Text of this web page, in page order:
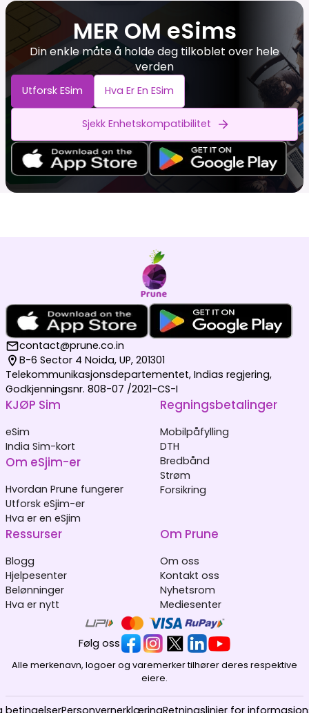
MER OM eSims
Din enkle måte å holde deg tilkoblet over hele
verden
Utforsk ESim Hva Er En ESim
Sjekk Enhetskompatibilitet
contact@prune.co.in
B-6 Sector 4 Noida, UP, 201301
Telekommunikasjonsdepartementet, Indias regjering,
Godkjenningsnr. 808-07 /2021-CS-I
KJØP Sim
eSim
India Sim-kort
Om eSjim-er
Hvordan Prune fungerer
Utforsk eSjim-er
Hva er en eSjim
Regningsbetalinger
Mobilpåfylling
DTH
Bredbånd
Strøm
Forsikring
Ressurser
Blogg
Hjelpesenter
Belønninger
Hva er nytt
Om Prune
Om oss
Kontakt oss
Nyhetsrom
Mediesenter
Følg oss
Alle merkenavn, logoer og varemerker tilhører deres respektive
eiere.